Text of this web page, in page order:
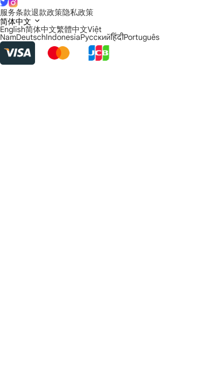
服务条款退款政策隐私政策
简体中文
English简体中文繁體中文Việt
NamDeutschIndonesiaРусскийहिंदीPortuguês